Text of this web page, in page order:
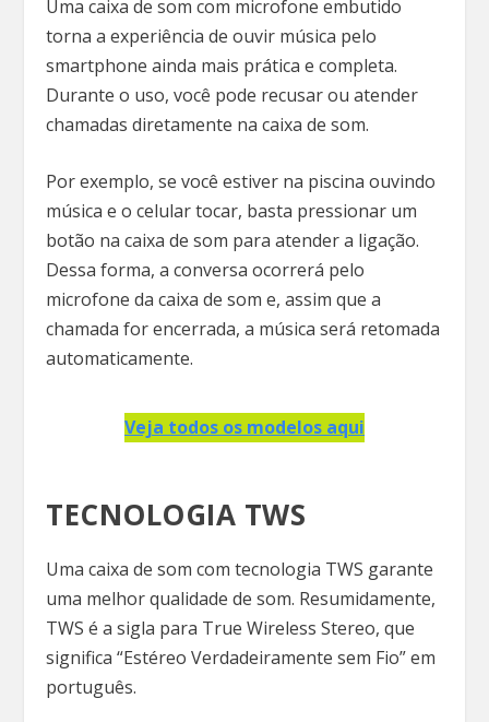
Uma caixa de som com microfone embutido
torna a experiência de ouvir música pelo
smartphone ainda mais prática e completa.
Durante o uso, você pode recusar ou atender
chamadas diretamente na caixa de som.
Por exemplo, se você estiver na piscina ouvindo
música e o celular tocar, basta pressionar um
botão na caixa de som para atender a ligação.
Dessa forma, a conversa ocorrerá pelo
microfone da caixa de som e, assim que a
chamada for encerrada, a música será retomada
automaticamente.
Veja todos os modelos aqui
TECNOLOGIA TWS
Uma caixa de som com tecnologia TWS garante
uma melhor qualidade de som. Resumidamente,
TWS é a sigla para True Wireless Stereo, que
significa “Estéreo Verdadeiramente sem Fio” em
português.